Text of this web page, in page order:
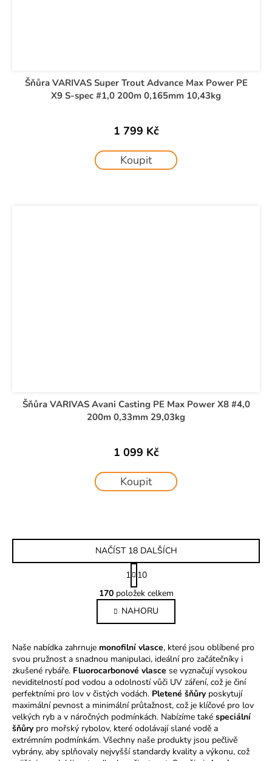
Šňůra VARIVAS Super Trout Advance Max Power PE
X9 S-spec #1,0 200m 0,165mm 10,43kg
1 799 Kč
Koupit
Šňůra VARIVAS Avani Casting PE Max Power X8 #4,0
200m 0,33mm 29,03kg
1 099 Kč
Koupit
O
v
l
á
d
a
c
í
p
r
v
k
y
NAČÍST 18 DALŠÍCH
S
t
r
á
n
k
v
á
n
í
1
10
170položek celkem
NAHORU
Naše nabídka zahrnuje monofilní vlasce, které jsou oblíbené pro
svou pružnost a snadnou manipulaci, ideální pro začátečníky i
zkušené rybáře. Fluorocarbonové vlasce se vyznačují vysokou
neviditelností pod vodou a odolností vůči UV záření, což je činí
perfektními pro lov v čistých vodách. Pletené šňůry poskytují
maximální pevnost a minimální průtažnost, což je klíčové pro lov
velkých ryb a v náročných podmínkách. Nabízíme také speciální
šňůry pro mořský rybolov, které odolávají slané vodě a
extrémním podmínkám. Všechny naše produkty jsou pečlivě
vybrány, aby splňovaly nejvyšší standardy kvality a výkonu, což